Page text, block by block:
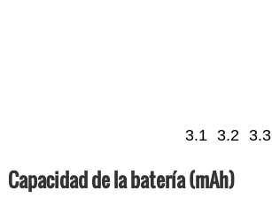
3.1 3.2 3.3
Capacidad de la batería (mAh)